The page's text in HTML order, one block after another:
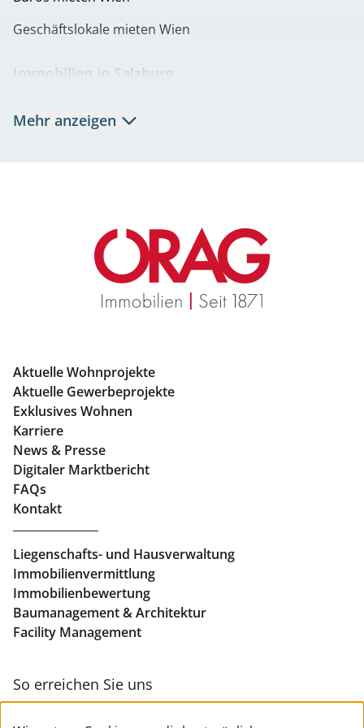
Geschäftslokale mieten Wien
Immobilien in Salzburg
Immobilien in Graz
Mietwohnungen Graz
Eigentumswohnungen Graz
Geschäftslokale mieten Graz
Immobilien in Linz
Eigentumswohnungen Linz
Büros mieten Linz
Geschäftslokale mieten Linz
Mehr anzeigen
Aktuelle Wohnprojekte
Aktuelle Gewerbeprojekte
Exklusives Wohnen
Karriere
News & Presse
Digitaler Marktbericht
FAQs
Kontakt
Liegenschafts- und Hausverwaltung
Immobilienvermittlung
Immobilienbewertung
Baumanagement & Architektur
Facility Management
So erreichen Sie uns